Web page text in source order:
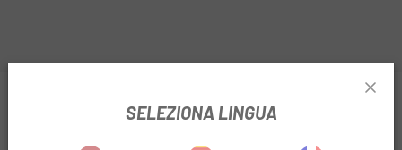
INFORMAZIONI SU CASSETTA SHIMANO CLARIS
SELEZIONA LINGUA